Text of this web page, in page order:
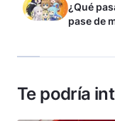
¿Qué
pase de
Te podría